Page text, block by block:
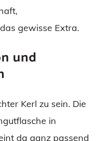
gewisse Extra.
und
Kerl zu sein. Die
in
da ganz passend